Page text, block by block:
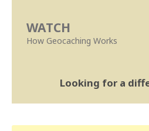
WATCH
How Geocaching Works
Looking for a